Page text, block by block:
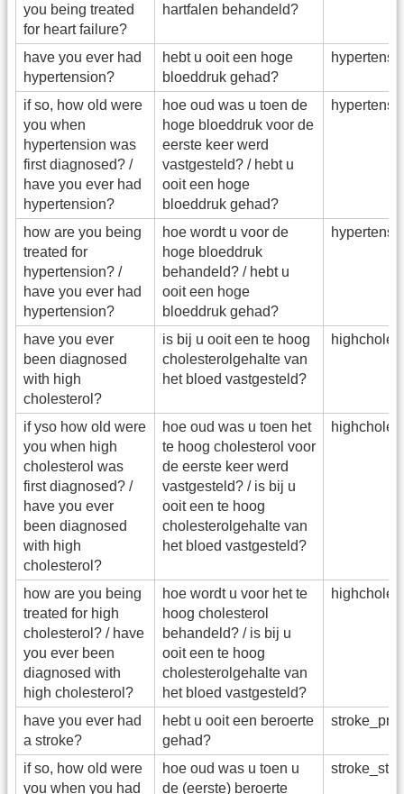
you being treated
for heart failure?
hartfalen behandeld?
have you ever had
hypertension?
hebt u ooit een hoge
bloeddruk gehad?
if so, how old were
you when
hypertension was
first diagnosed? /
have you ever had
hypertension?
hoe oud was u toen de
hoge bloeddruk voor de
eerste keer werd
vastgesteld? / hebt u
ooit een hoge
bloeddruk gehad?
how are you being
treated for
hypertension? /
have you ever had
hypertension?
hoe wordt u voor de
hoge bloeddruk
behandeld? / hebt u
ooit een hoge
bloeddruk gehad?
have you ever
been diagnosed
with high
cholesterol?
is bij u ooit een te hoog
cholesterolgehalte van
het bloed vastgesteld?
if yso how old were
you when high
cholesterol was
first diagnosed? /
have you ever
been diagnosed
with high
cholesterol?
hoe oud was u toen het
te hoog cholesterol voor
de eerste keer werd
vastgesteld? / is bij u
ooit een te hoog
cholesterolgehalte van
het bloed vastgesteld?
how are you being
treated for high
cholesterol? / have
you ever been
diagnosed with
high cholesterol?
hoe wordt u voor het te
hoog cholesterol
behandeld? / is bij u
ooit een te hoog
cholesterolgehalte van
het bloed vastgesteld?
have you ever had
a stroke?
hebt u ooit een beroerte
gehad?
if so, how old were
you when you had
hoe oud was u toen u
de (eerste) beroerte